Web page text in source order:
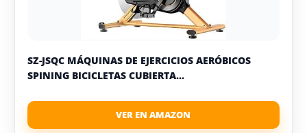
SZ-JSQC MÁQUINAS DE EJERCICIOS AERÓBICOS
SPINING BICICLETAS CUBIERTA...